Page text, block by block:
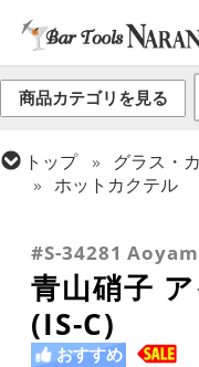
商品カテゴリを見る
トップ グラス・
ホットカクテル
ゴブレット
#S-34281
青山硝子
(IS-C)
おすすめ